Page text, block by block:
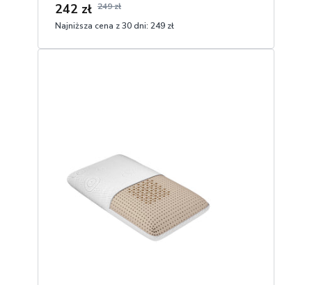
242 zł 249 zł
Najniższa cena z 30 dni: 249 zł
1